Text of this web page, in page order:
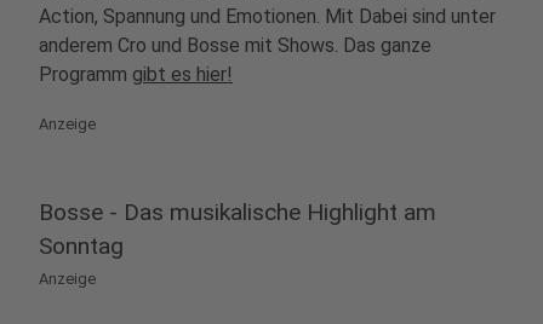
Action, Spannung und Emotionen. Mit Dabei sind unter
anderem Cro und Bosse mit Shows. Das ganze
Programm gibt es hier!
Anzeige
Bosse - Das musikalische Highlight am
Sonntag
Anzeige